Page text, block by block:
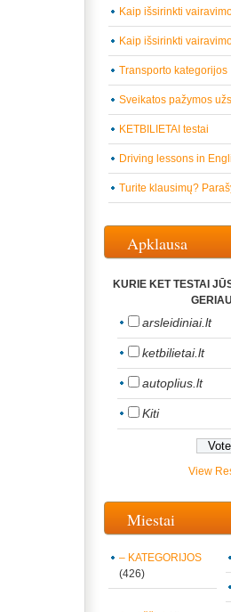
Kaip išsirinkti
Kaip išsirinkti
Transporto kategorijos
Sveikatos pažymos
KETBILIETAI testai
Driving lessons in
Turite klausimų?
Apklausa
KURIE KET TESTAI
arsleidiniai.lt
ketbilietai.lt
autoplius.lt
Kiti
View
Miestai
– KATEGORIJOS
(426)